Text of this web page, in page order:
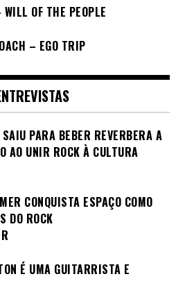
OF THE PEOPLE
– EGO TRIP
PARA BEBER REVERBERA A
AO UNIR ROCK À CULTURA
CONQUISTA ESPAÇO COMO
DO ROCK
É UMA GUITARRISTA E